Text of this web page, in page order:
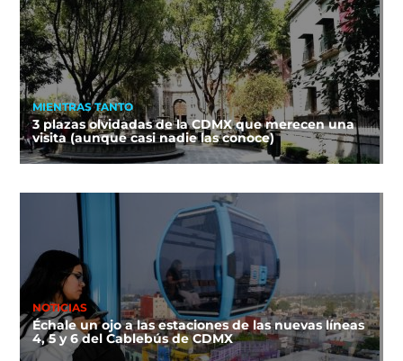
MIENTRAS TANTO
3 plazas olvidadas de la CDMX que merecen una
visita (aunque casi nadie las conoce)
NOTICIAS
Échale un ojo a las estaciones de las nuevas líneas
4, 5 y 6 del Cablebús de CDMX